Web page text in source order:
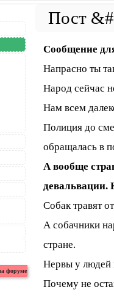
Сообщение
Напрасно ты
Народ сейчас
Нам всем
Полиция до
обращалась в
А вообще
девальвации.
Собак травят
А собачники
стране.
Нервы у людей
Почему не